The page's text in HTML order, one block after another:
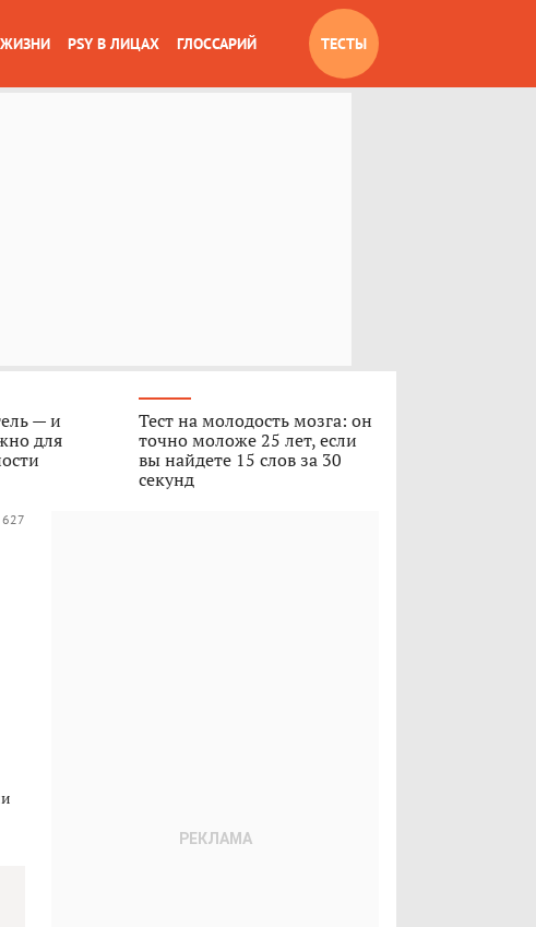
PSY В ЛИЦАХ ГЛОССАРИЙ ТЕСТЫ
— и
для
Тест на молодость мозга: он
точно моложе 25 лет, если
вы найдете 15 слов за 30
секунд
627